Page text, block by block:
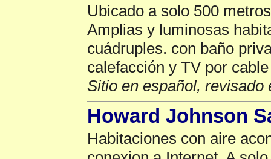
Ubicado a solo 500
Amplias y luminosas
cuádruples. con baño
calefacción y TV por
Sitio en español, revisado
Howard Johnson
Habitaciones con aire